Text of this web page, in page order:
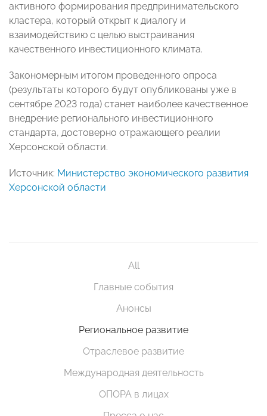
активного формирования предпринимательского
кластера, который открыт к диалогу и
взаимодействию с целью выстраивания
качественного инвестиционного климата.
Закономерным итогом проведенного опроса
(результаты которого будут опубликованы уже в
сентябре 2023 года) станет наиболее качественное
внедрение регионального инвестиционного
стандарта, достоверно отражающего реалии
Херсонской области.
Источник: Министерство экономического развития
Херсонской области
All
Главные события
Анонсы
Региональное развитие
Отраслевое развитие
Международная деятельность
ОПОРА в лицах